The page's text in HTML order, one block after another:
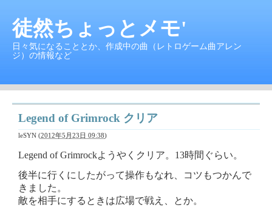
徒然ちょっとメモ'
日々気になることとか、作成中の曲（レトロゲーム曲アレン
ジ）の情報など
Legend of Grimrock クリア
leSYN (2012年5月23日 09:38)
Legend of Grimrockようやくクリア。13時間ぐらい。
後半に行くにしたがって操作もなれ、コツもつかんで
きました。
敵を相手にするときは広場で戦え、とか。